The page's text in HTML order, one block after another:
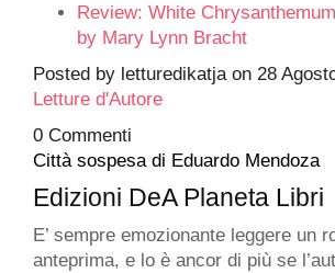
Review: White Chrysanthemum
by Mary Lynn Bracht
Posted by letturedikatjaon 28
Letture d'Autore
0 Commenti
Città sospesa di Eduardo Mendoza
Edizioni DeA Planeta Libri
E’ sempre emozionante leggere un
anteprima, e lo è ancor di più se